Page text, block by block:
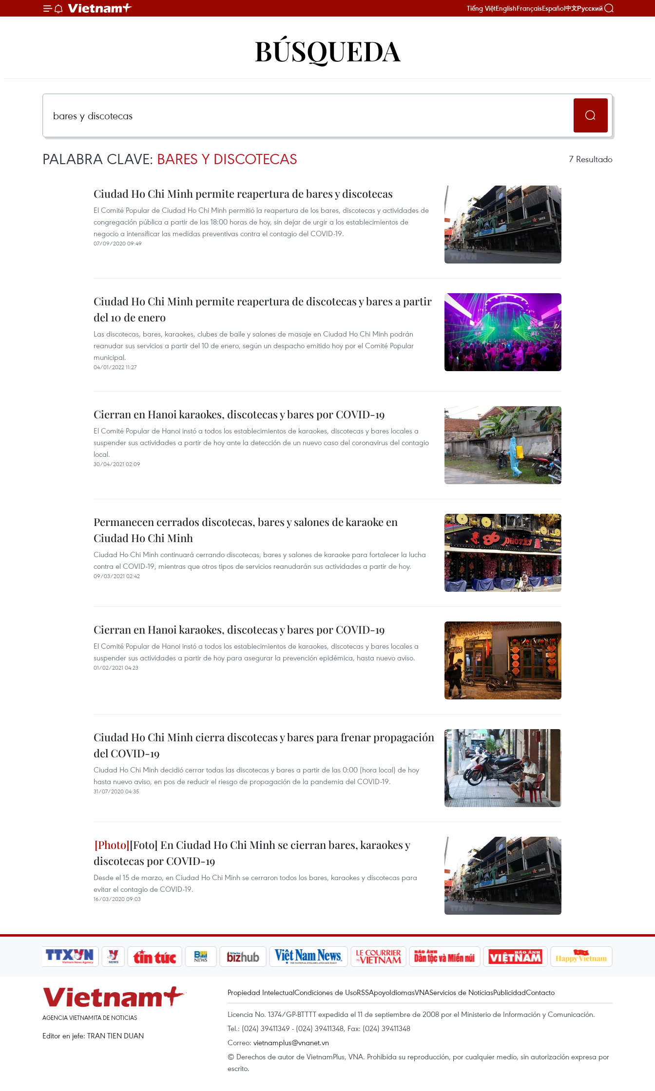
Tiếng ViệtEnglishFrançaisEspañol中文Русский
BÚSQUEDA
PALABRA CLAVE: BARES Y DISCOTECAS 7 Resultado
Ciudad Ho Chi Minh permite reapertura de bares y discotecas
El Comité Popular de Ciudad Ho Chi Minh permitió la reapertura de los bares, discotecas y actividades de
congregación pública a partir de las 18:00 horas de hoy, sin dejar de urgir a los establecimientos de
negocio a intensificar las medidas preventivas contra el contagio del COVID-19.
07/09/2020 09:49
Ciudad Ho Chi Minh permite reapertura de discotecas y bares a partir
del 10 de enero
Las discotecas, bares, karaokes, clubes de baile y salones de masaje en Ciudad Ho Chi Minh podrán
reanudar sus servicios a partir del 10 de enero, según un despacho emitido hoy por el Comité Popular
municipal.
04/01/2022 11:27
Cierran en Hanoi karaokes, discotecas y bares por COVID-19
El Comité Popular de Hanoi instó a todos los establecimientos de karaokes, discotecas y bares locales a
suspender sus actividades a partir de hoy ante la detección de un nuevo caso del coronavirus del contagio
local.
30/04/2021 02:09
Permanecen cerrados discotecas, bares y salones de karaoke en
Ciudad Ho Chi Minh
Ciudad Ho Chi Minh continuará cerrando discotecas, bares y salones de karaoke para fortalecer la lucha
contra el COVID-19, mientras que otros tipos de servicios reanudarán sus actividades a partir de hoy.
09/03/2021 02:42
Cierran en Hanoi karaokes, discotecas y bares por COVID-19
El Comité Popular de Hanoi instó a todos los establecimientos de karaokes, discotecas y bares locales a
suspender sus actividades a partir de hoy para asegurar la prevención epidémica, hasta nuevo aviso.
01/02/2021 04:23
Ciudad Ho Chi Minh cierra discotecas y bares para frenar propagación
del COVID-19
Ciudad Ho Chi Minh decidió cerrar todas las discotecas y bares a partir de las 0:00 (hora local) de hoy
hasta nuevo aviso, en pos de reducir el riesgo de propagación de la pandemia del COVID-19.
31/07/2020 04:35
[Foto] En Ciudad Ho Chi Minh se cierran bares, karaokes y
discotecas por COVID-19
Desde el 15 de marzo, en Ciudad Ho Chi Minh se cerraron todos los bares, karaokes y discotecas para
evitar el contagio de COVID-19.
16/03/2020 09:03
AGENCIA VIETNAMITA DE NOTICIAS
Editor en jefe: TRAN TIEN DUAN
Propiedad IntelectualCondiciones de UsoRSSApoyoIdiomasVNAServicios de NoticiasPublicidadContacto
Licencia No. 1374/GP-BTTTT expedida el 11 de septiembre de 2008 por el Ministerio de Información y Comunicación.
Tel.: (024) 39411349 - (024) 39411348, Fax: (024) 39411348
Correo: vietnamplus@vnanet.vn
© Derechos de autor de VietnamPlus, VNA. Prohibida su reproducción, por cualquier medio, sin autorización expresa por
escrito.